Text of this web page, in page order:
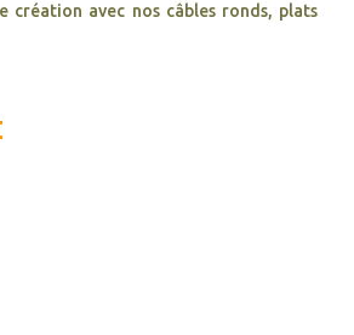
création avec nos câbles ronds, plats